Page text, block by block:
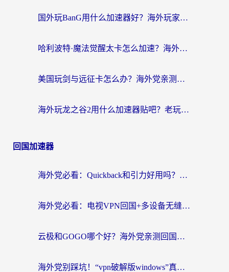
国外玩BanG用什么加速器好？海外玩家亲测的国服游戏加速终极方案
哈利波特·魔法觉醒太卡怎么加速？海外党亲测有效的国服游戏加速指南
美国玩剑与远征卡怎么办？海外党亲测有效的国服游戏加速指南
海外玩龙之谷2用什么加速器贴吧？老玩家实测推荐，附新加坡猎魂觉醒国外剑与远征加速攻略
回国加速器
海外党必看：Quickback和引力好用吗？3分钟搞懂回国加速器怎么选
海外党必看：电视VPN回国+多设备无缝访问国内资源的实用指南
云极和GOGO哪个好？海外党亲测回国加速器选择指南（附iOS免费&Windows VPN实用技巧）
海外党别踩坑！“vpn破解版windows”真的能用？教你选对回国加速器无缝刷国内资源